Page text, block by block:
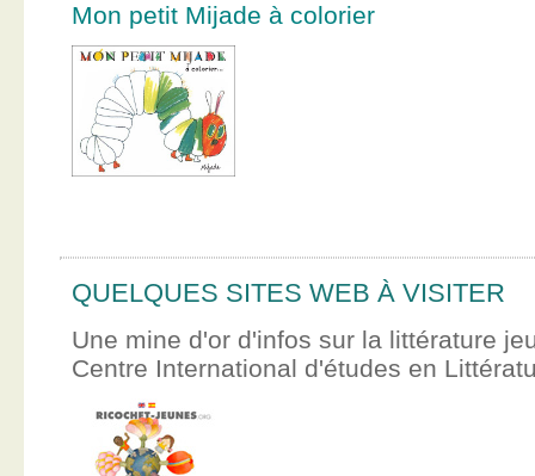
Mon petit Mijade à colorier
QUELQUES SITES WEB À VISITER
Une mine d'or d'infos sur la littérature
Centre International d'études en